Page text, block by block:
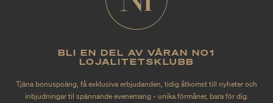
BLI EN DEL AV VÅRAN NO1
LOJALITETSKLUBB
Tjäna bonuspoäng, få exklusiva erbjudanden, tidig åtkomst till nyheter och
inbjudningar til spännande evenemang - unika förmåner, bara för dig.